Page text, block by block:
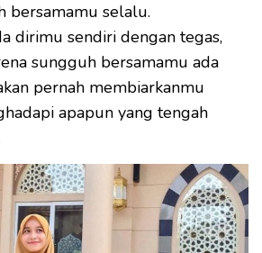
bersamamu selalu.
dirimu sendiri dengan tegas,
sungguh bersamamu ada
pernah membiarkanmu
apapun yang tengah